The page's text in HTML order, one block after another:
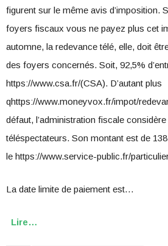
figurent sur le même avis d’imposition.
foyers fiscaux vous ne payez plus cet
automne, la redevance télé, elle, doit
des foyers concernés. Soit, 92,5%
https://www.csa.fr/(CSA). D’autant plus
qhttps://www.moneyvox.fr/impot/
défaut, l’administration fiscale
téléspectateurs. Son montant est de
le https://www.service-public.fr/
La date limite de paiement est…
Lire…